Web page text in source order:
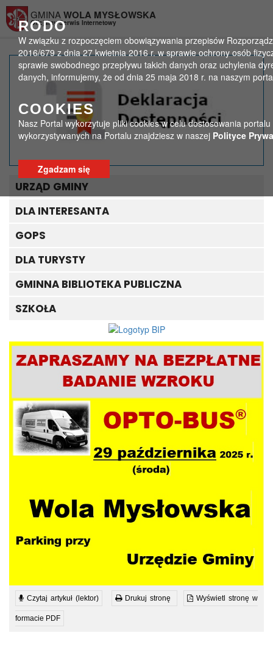
RODO
W związku z rozpoczęciem obowiązywania przepisów
2016/679 z dnia 27 kwietnia 2016 r. w sprawie ochrony osób
sprawie swobodnego przepływu takich danych oraz uchylenia
danych, informujemy, że od dnia 25 maja 2018 r. na naszym
COOKIES
Nasz Portal wykorzytuje pliki cookies w celu dostosowania
wykorzystywanych na Portalu znajdziesz w naszej Polityce
Zgadzam się
GMINA WOLA MYSŁOWSKA
Oficjalny Serwis Internetowy
Badanie wzroku
Strona główna > Ogłoszenia > Badanie wzroku
URZĄD GMINY
DLA INTERESANTA
GOPS
DLA TURYSTY
GMINNA BIBLIOTEKA PUBLICZNA
SZKOŁA
Czytaj artykuł (lektor) Drukuj stronę Wyświetl stronę w
formacie PDF